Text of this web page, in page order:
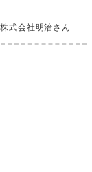
式会社明治さん